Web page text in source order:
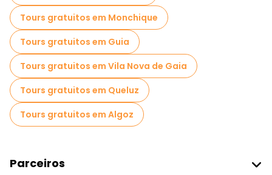
Tours gratuitos em Monchique
Tours gratuitos em Guia
Tours gratuitos em Vila Nova de Gaia
Tours gratuitos em Queluz
Tours gratuitos em Algoz
Parceiros